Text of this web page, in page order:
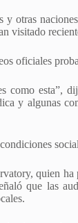
otras
visitado
oficiales
como esta”,
y algunas
quien
que las